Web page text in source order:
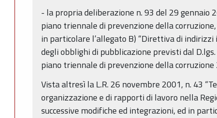
- la propria deliberazione n. 93 del 29 gennaio
piano triennale di prevenzione della
in particolare l’allegato B) “Direttiva di
degli obblighi di pubblicazione previsti dal
piano triennale di prevenzione della
Vista altresì la L.R. 26 novembre 2001, n. 43
organizzazione e di rapporti di lavoro nella
successive modifiche ed integrazioni, ed in